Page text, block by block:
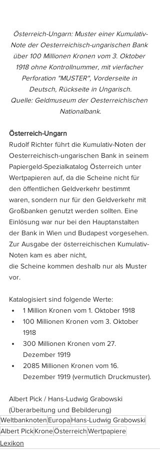
Österreich-Ungarn: Muster einer Kumulativ-
Note der Oesterreichisch-ungarischen Bank
über 100 Millionen Kronen vom 3. Oktober
1918 ohne Kontrollnummer, mit vierfacher
Perforation "MUSTER", Vorderseite in
Deutsch, Rückseite in Ungarisch.
Quelle: Geldmuseum der Oesterreichischen
Nationalbank.
Österreich-Ungarn
Rudolf Richter führt die Kumulativ-Noten der
Oesterreichisch-ungarischen Bank in seinem
Papiergeld-Spezialkatalog Österreich unter
Wertpapieren auf, da die Scheine nicht für
den öffentlichen Geldverkehr bestimmt
waren, sondern nur für den Geldverkehr mit
Großbanken genutzt werden sollten. Eine
Einlösung war nur bei den Hauptanstalten
der Bank in Wien und Budapest vorgesehen.
Zur Ausgabe der österreichischen Kumulativ-
Noten kam es aber nicht,
die Scheine kommen deshalb nur als Muster
vor.
Katalogisiert sind folgende Werte:
1 Million Kronen vom 1. Oktober 1918
100 Millionen Kronen vom 3. Oktober
1918
300 Millionen Kronen vom 27.
Dezember 1919
2085 Millionen Kronen vom 16.
Dezember 1919 (vermutlich Druckmuster).
Albert Pick / Hans-Ludwig Grabowski
(Überarbeitung und Bebilderung)
Weltbanknoten EuropaHans-Ludwig Grabowski
Albert PickKroneÖsterreichWertpapiere
Lexikon